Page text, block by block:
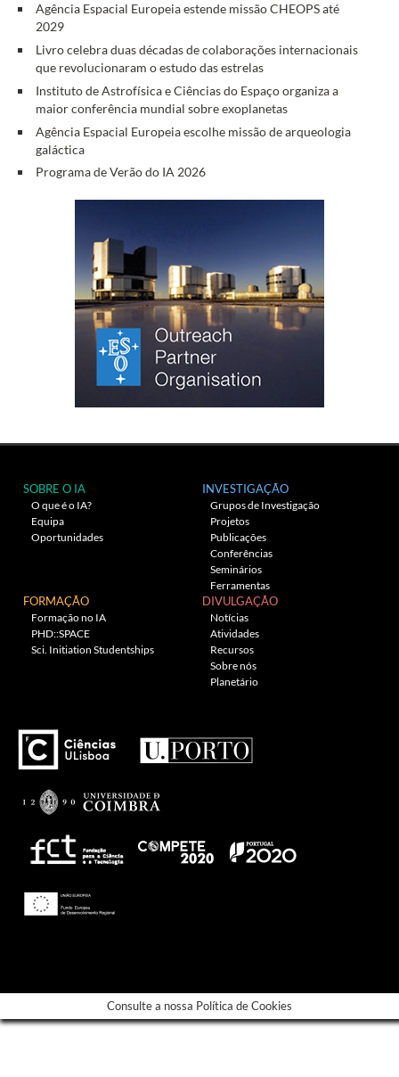
Agência Espacial Europeia estende missão CHEOPS até
2029
Livro celebra duas décadas de colaborações internacionais
que revolucionaram o estudo das estrelas
Instituto de Astrofísica e Ciências do Espaço organiza a
maior conferência mundial sobre exoplanetas
Agência Espacial Europeia escolhe missão de arqueologia
galáctica
Programa de Verão do IA 2026
SOBRE O IA
O que é o IA?
Equipa
Oportunidades
INVESTIGAÇÃO
Grupos de Investigação
Projetos
Publicações
Conferências
Seminários
Ferramentas
FORMAÇÃO
Formação no IA
PHD::SPACE
Sci. Initiation Studentships
DIVULGAÇÃO
Notícias
Atividades
Recursos
Sobre nós
Planetário
Consulte a nossa Política de Cookies